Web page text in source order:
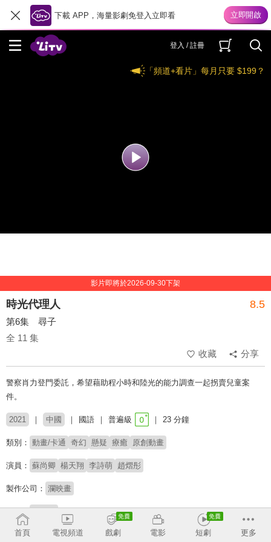
下載 APP，海量影劇免登入立即看
登入 / 註冊
「頻道+看片」每月只要 $199？
影片即將於2026-09-30下架
時光代理人 8.5
第6集 尋子
全 11 集
收藏
分享
警察肖力登門委託，希望藉助程小時和陸光的能力調查一起拐賣兒童案
件。
2021 中國 國語 普遍級 23 分鐘
類別： 動畫/卡通 奇幻 懸疑 療癒 原創動畫
演員： 蘇尚卿 楊天翔 李詩萌 趙熠彤
製作公司： 瀾映畫
導演：
首頁 電視頻道 戲劇 電影 短劇 更多